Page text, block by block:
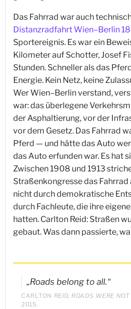
Das Fahrrad war auch
Distanzradfahrt Wien–Berlin
Sportereignis. Es war ein
Kilometer auf Schotter, Josef
Stunden. Schneller als das
Energie. Kein Netz, keine
Wer Wien–Berlin verstand,
war: das überlegene
der Asphaltierung, vor der
vor dem Gesetz. Das Fahrrad
Pferd — und hätte das Auto
das Auto erfunden war. Es hat
Zwischen 1908 und 1913
Straßenkongresse das
nicht durch demokratische
durch Fachleute, die ihre
hatten. Carlton Reid: Straßen
gebaut. Was dann passierte,
„Roads belong to all.“
CARLTON REID, ROADS WERE
2015.